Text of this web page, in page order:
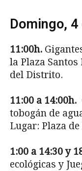
Domingo,
11:00h.
la Plaza
del Distrito.
11:00 a 14:00h.
tobogán de
Lugar: Plaza
1:00 a 14:30 y
ecológicas y